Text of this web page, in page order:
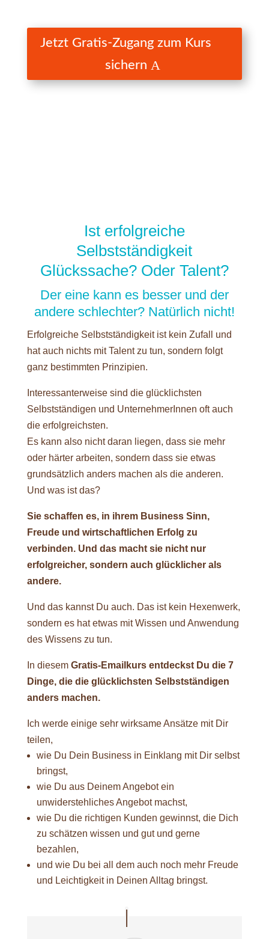
Jetzt Gratis-Zugang zum Kurs
sichern
Ist erfolgreiche
Selbstständigkeit
Glückssache? Oder Talent?
Der eine kann es besser und der
andere schlechter? Natürlich nicht!
Erfolgreiche Selbstständigkeit ist kein Zufall und
hat auch nichts mit Talent zu tun, sondern folgt
ganz bestimmten Prinzipien.
Interessanterweise sind die glücklichsten
Selbstständigen und UnternehmerInnen oft auch
die erfolgreichsten.
Es kann also nicht daran liegen, dass sie mehr
oder härter arbeiten, sondern dass sie etwas
grundsätzlich anders machen als die anderen.
Und was ist das?
Sie schaffen es, in ihrem Business Sinn,
Freude und wirtschaftlichen Erfolg zu
verbinden. Und das macht sie nicht nur
erfolgreicher, sondern auch glücklicher als
andere.
Und das kannst Du auch. Das ist kein Hexenwerk,
sondern es hat etwas mit Wissen und Anwendung
des Wissens zu tun.
In diesem Gratis-Emailkurs entdeckst Du die 7
Dinge, die die glücklichsten Selbstständigen
anders machen.
Ich werde einige sehr wirksame Ansätze mit Dir
teilen,
wie Du Dein Business in Einklang mit Dir selbst
bringst,
wie Du aus Deinem Angebot ein
unwiderstehliches Angebot machst,
wie Du die richtigen Kunden gewinnst, die Dich
zu schätzen wissen und gut und gerne
bezahlen,
und wie Du bei all dem auch noch mehr Freude
und Leichtigkeit in Deinen Alltag bringst.